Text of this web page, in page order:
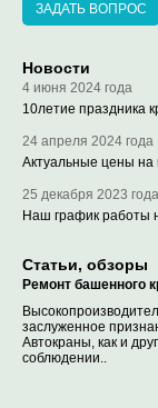
ЗАДАТЬ ВОПРОС
Новости
4 июня 2024 года
10летие праздника
24 апреля 2024 года
Актуальные цены на
25 декабря 2023 года
Наш график работы
Статьи, обзоры
Ремонт башенного
заслуженное
Автокраны, как и
соблюдении..